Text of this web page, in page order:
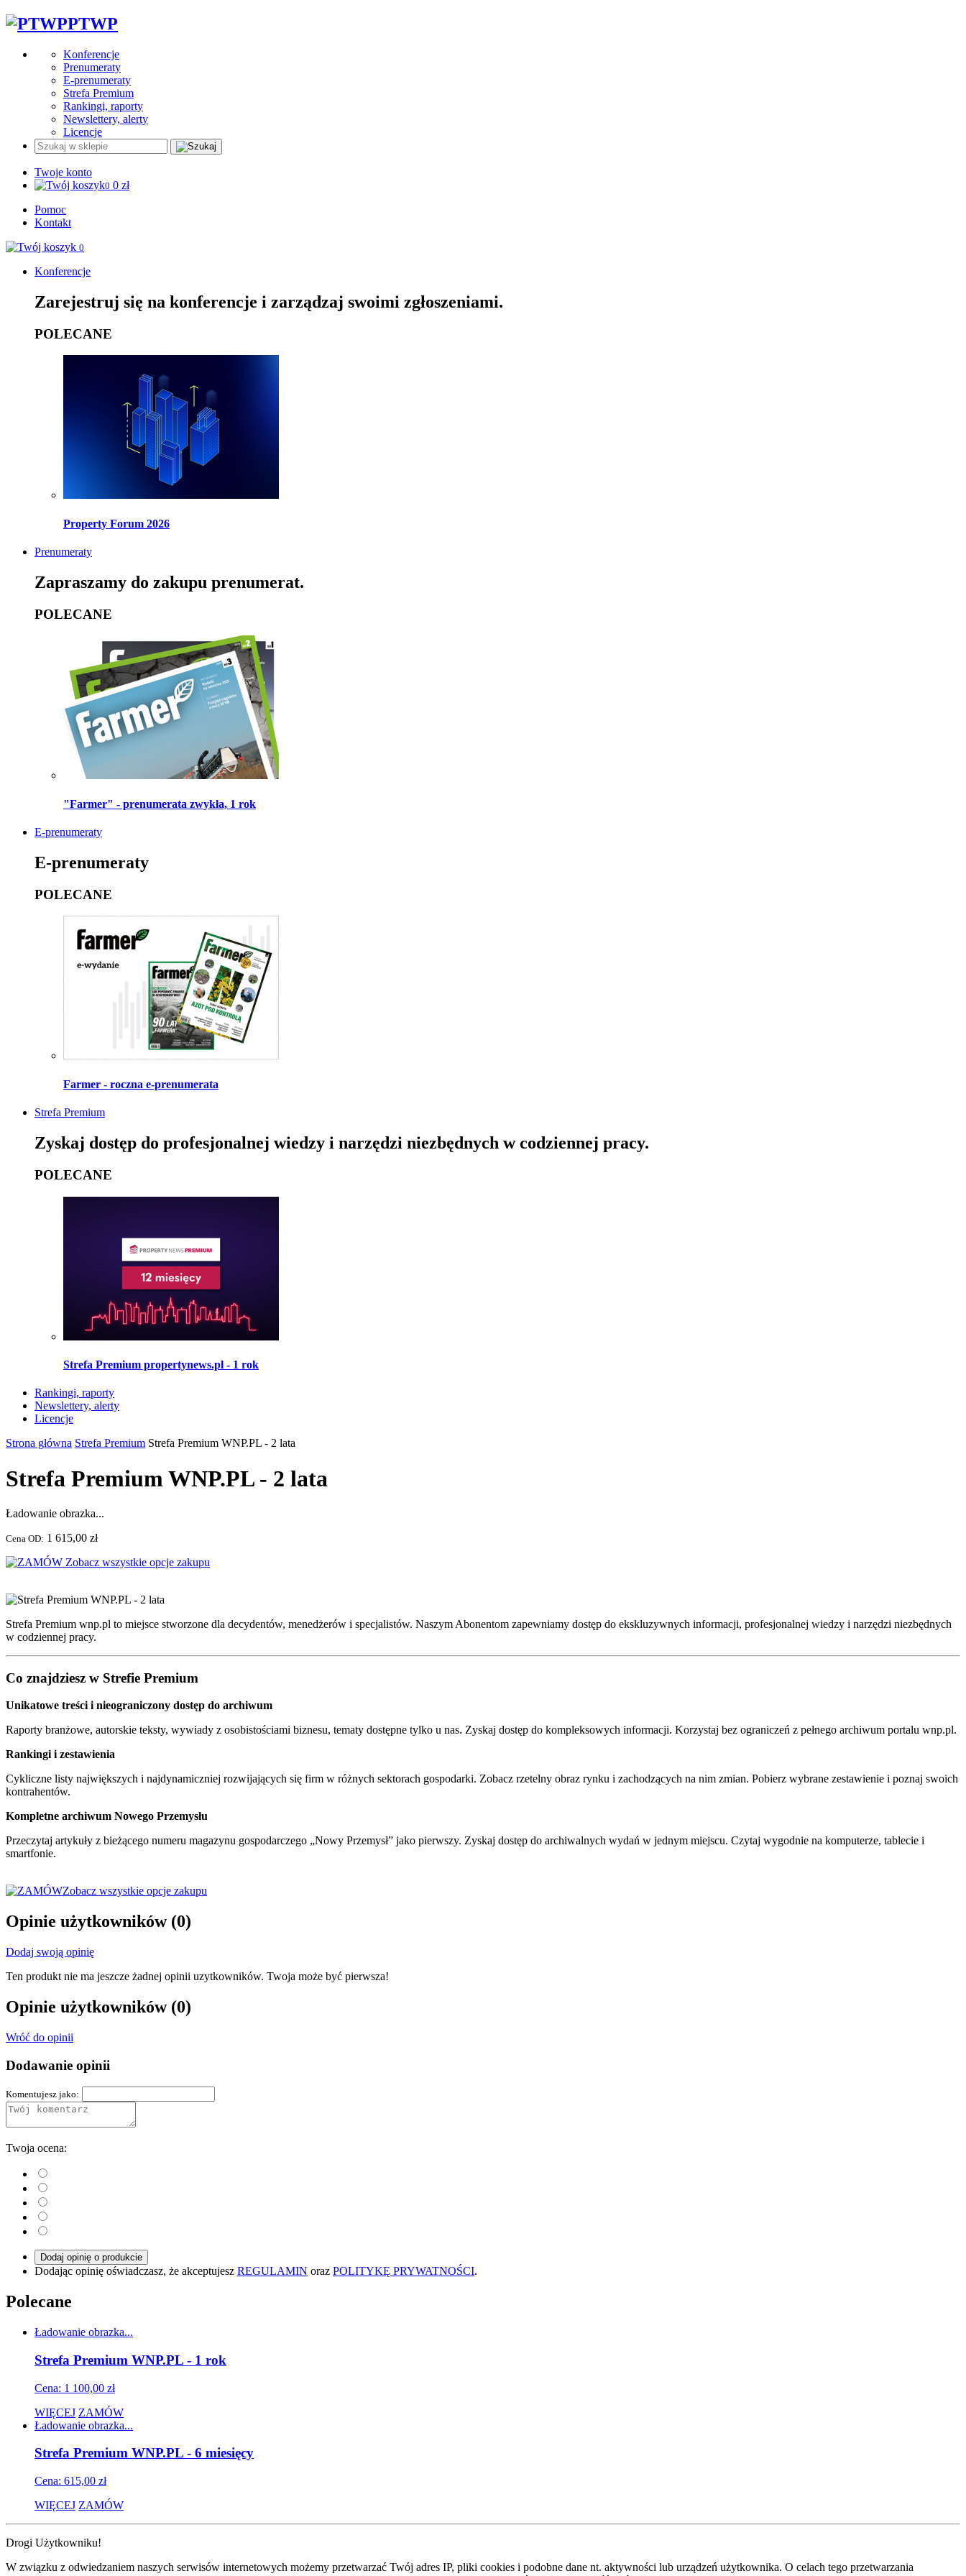
PTWP
Konferencje
Prenumeraty
E-prenumeraty
Strefa Premium
Rankingi, raporty
Newslettery, alerty
Licencje
Twoje konto
0 0 zł
Pomoc
Kontakt
0
Konferencje
Zarejestruj się na konferencje i zarządzaj swoimi zgłoszeniami.
POLECANE
Property Forum 2026
Prenumeraty
Zapraszamy do zakupu prenumerat.
POLECANE
"Farmer" - prenumerata zwykła, 1 rok
E-prenumeraty
E-prenumeraty
POLECANE
Farmer - roczna e-prenumerata
Strefa Premium
Zyskaj dostęp do profesjonalnej wiedzy i narzędzi niezbędnych w codziennej pracy.
POLECANE
Strefa Premium propertynews.pl - 1 rok
Rankingi, raporty
Newslettery, alerty
Licencje
Strona główna Strefa Premium Strefa Premium WNP.PL - 2 lata
Strefa Premium WNP.PL - 2 lata
Ładowanie obrazka...
Cena OD: 1 615,00 zł
Zobacz wszystkie opcje zakupu
Strefa Premium wnp.pl to miejsce stworzone dla decydentów, menedżerów i specjalistów. Naszym Abonentom zapewniamy dostęp do ekskluzywnych informacji, profesjonalnej wiedzy i narzędzi niezbędnych
w codziennej pracy.
Co znajdziesz w Strefie Premium
Unikatowe treści i nieograniczony dostęp do archiwum
Raporty branżowe, autorskie teksty, wywiady z osobistościami biznesu, tematy dostępne tylko u nas. Zyskaj dostęp do kompleksowych informacji. Korzystaj bez ograniczeń z pełnego archiwum portalu wnp.pl.
Rankingi i zestawienia
Cykliczne listy największych i najdynamiczniej rozwijających się firm w różnych sektorach gospodarki. Zobacz rzetelny obraz rynku i zachodzących na nim zmian. Pobierz wybrane zestawienie i poznaj swoich
kontrahentów.
Kompletne archiwum Nowego Przemysłu
Przeczytaj artykuły z bieżącego numeru magazynu gospodarczego „Nowy Przemysł” jako pierwszy. Zyskaj dostęp do archiwalnych wydań w jednym miejscu. Czytaj wygodnie na komputerze, tablecie i
smartfonie.
Zobacz wszystkie opcje zakupu
Opinie użytkowników (0)
Dodaj swoją opinię
Ten produkt nie ma jeszcze żadnej opinii uzytkowników. Twoja może być pierwsza!
Opinie użytkowników (0)
Wróć do opinii
Dodawanie opinii
Komentujesz jako:
Twoja ocena:
Dodaj opinię o produkcie
Dodając opinię oświadczasz, że akceptujesz REGULAMIN oraz POLITYKĘ PRYWATNOŚCI.
Polecane
Ładowanie obrazka...
Strefa Premium WNP.PL - 1 rok
Cena: 1 100,00 zł
WIĘCEJ ZAMÓW
Ładowanie obrazka...
Strefa Premium WNP.PL - 6 miesięcy
Cena: 615,00 zł
WIĘCEJ ZAMÓW
Drogi Użytkowniku!
W związku z odwiedzaniem naszych serwisów internetowych możemy przetwarzać Twój adres IP, pliki cookies i podobne dane nt. aktywności lub urządzeń użytkownika. O celach tego przetwarzania